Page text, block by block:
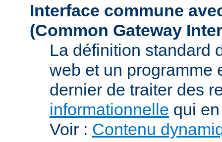
Interface commune
(Common Gateway
La définition standard
web et un programme
dernier de traiter des
informationnelle qui
Voir : Contenu